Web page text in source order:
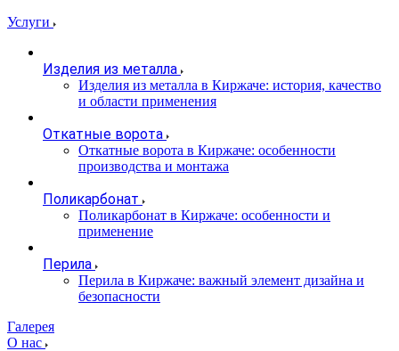
Услуги
Изделия из металла
Изделия из металла в Киржаче: история, качество
и области применения
Откатные ворота
Откатные ворота в Киржаче: особенности
производства и монтажа
Поликарбонат
Поликарбонат в Киржаче: особенности и
применение
Перила
Перила в Киржаче: важный элемент дизайна и
безопасности
Галерея
О нас